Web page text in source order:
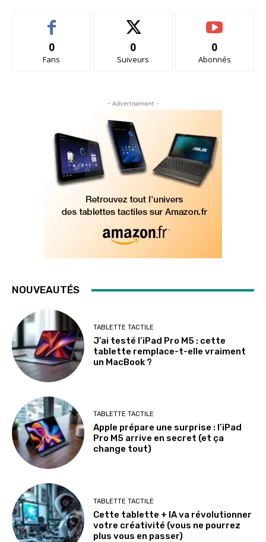
0
Fans
0
Suiveurs
0
Abonnés
- Advertisement -
NOUVEAUTÉS
TABLETTE TACTILE
J’ai testé l’iPad Pro M5 : cette
tablette remplace-t-elle vraiment
un MacBook ?
TABLETTE TACTILE
Apple prépare une surprise : l’iPad
Pro M5 arrive en secret (et ça
change tout)
TABLETTE TACTILE
Cette tablette + IA va révolutionner
votre créativité (vous ne pourrez
plus vous en passer)